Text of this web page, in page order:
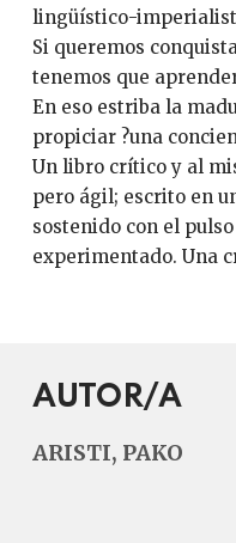
lingüístico-
Si queremos
tenemos que
En eso estriba la
propiciar ?una
Un libro crítico y al
pero ágil; escrito en
sostenido con el
experimentado. Una
AUTOR/A
ARISTI, PAKO